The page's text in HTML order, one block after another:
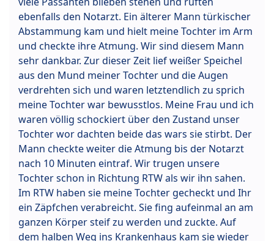
ebenfalls den Notarzt. Ein älterer Mann türkischer
Abstammung kam und hielt meine Tochter im Arm
und checkte ihre Atmung. Wir sind diesem Mann
sehr dankbar. Zur dieser Zeit lief weißer Speichel
aus den Mund meiner Tochter und die Augen
verdrehten sich und waren letztendlich zu sprich
meine Tochter war bewusstlos. Meine Frau und ich
waren völlig schockiert über den Zustand unser
Tochter wor dachten beide das wars sie stirbt. Der
Mann checkte weiter die Atmung bis der Notarzt
nach 10 Minuten eintraf. Wir trugen unsere
Tochter schon in Richtung RTW als wir ihn sahen.
Im RTW haben sie meine Tochter gecheckt und Ihr
ein Zäpfchen verabreicht. Sie fing aufeinmal an am
ganzen Körper steif zu werden und zuckte. Auf
dem halben Weg ins Krankenhaus kam sie wieder